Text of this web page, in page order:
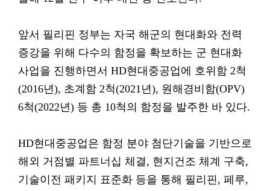
앞서 필리핀 정부는 자국 해군의 현대화와 전력
증강을 위해 다수의 함정을 확보하는 군 현대화
사업을 진행하면서 HD현대중공업에 호위함 2척
(2016년), 초계함 2척(2021년), 원해경비함(OPV)
6척(2022년) 등 총 10척의 함정을 발주한 바 있다.
HD현대중공업은 함정 분야 첨단기술을 기반으로
해외 거점별 파트너십 체결, 현지건조 체계 구축,
기술이전 패키지 표준화 등을 통해 필리핀, 페루,